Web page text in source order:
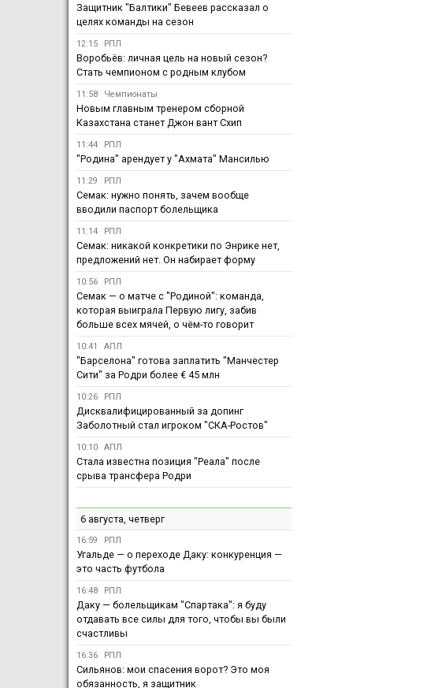
Защитник "Балтики" Бевеев рассказал о
целях команды на сезон
12:15 РПЛ
Воробьёв: личная цель на новый сезон?
Стать чемпионом с родным клубом
11:58 Чемпионаты
Новым главным тренером сборной
Казахстана станет Джон вант Схип
11:44 РПЛ
"Родина" арендует у "Ахмата" Мансилью
11:29 РПЛ
Семак: нужно понять, зачем вообще
вводили паспорт болельщика
11:14 РПЛ
Семак: никакой конкретики по Энрике нет,
предложений нет. Он набирает форму
10:56 РПЛ
Семак — о матче с "Родиной": команда,
которая выиграла Первую лигу, забив
больше всех мячей, о чём-то говорит
10:41 АПЛ
"Барселона" готова заплатить "Манчестер
Сити" за Родри более € 45 млн
10:26 РПЛ
Дисквалифицированный за допинг
Заболотный стал игроком "СКА-Ростов"
10:10 АПЛ
Стала известна позиция "Реала" после
срыва трансфера Родри
6 августа, четверг
16:59 РПЛ
Угальде — о переходе Даку: конкуренция —
это часть футбола
16:48 РПЛ
Даку — болельщикам "Спартака": я буду
отдавать все силы для того, чтобы вы были
счастливы
16:36 РПЛ
Сильянов: мои спасения ворот? Это моя
обязанность, я защитник